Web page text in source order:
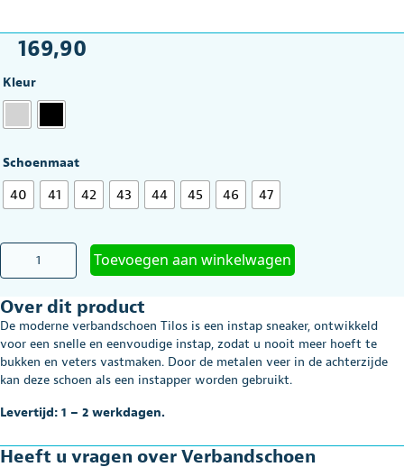
169,90
Kleur
Schoenmaat
40 41 42 43 44 45 46 47
Verbandschoen
Orthofeet
Hands-
Free
Instap
Sneaker
Tilos
Toevoegen aan winkelwagen
Over dit product
De moderne verbandschoen Tilos is een instap sneaker, ontwikkeld
voor een snelle en eenvoudige instap, zodat u nooit meer hoeft te
bukken en veters vastmaken. Door de metalen veer in de achterzijde
kan deze schoen als een instapper worden gebruikt.
Levertijd: 1 – 2 werkdagen.
Heeft u vragen over Verbandschoen